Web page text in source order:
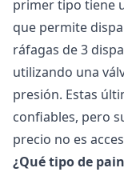
primer tipo tiene
que permite
ráfagas de 3
utilizando una
presión. Estas
confiables, pero
precio no es
¿Qué tipo de